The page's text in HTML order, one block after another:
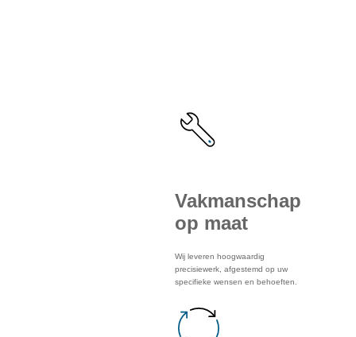
Vakmanschap
op maat
Wij leveren hoogwaardig
precisiewerk, afgestemd op uw
specifieke wensen en behoeften.